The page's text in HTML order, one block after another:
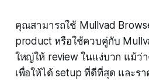
คุณสามารถใช้ Mullvad
product หรือใช้ควบคู่กับ
ใหญ่ให้ review ในแง่บวก แม้ว่
เพื่อให้ได้ setup ที่ดีที่สุด และร